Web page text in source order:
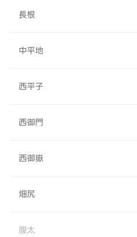
長根
中平地
西平子
西御門
西御嶽
畑尻
腹太